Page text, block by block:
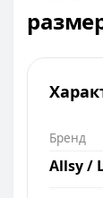
Бренд
Allsy /